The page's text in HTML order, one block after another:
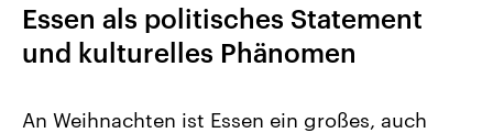
Essen als politisches Statement
und kulturelles Phänomen
An Weihnachten ist Essen ein großes, auch